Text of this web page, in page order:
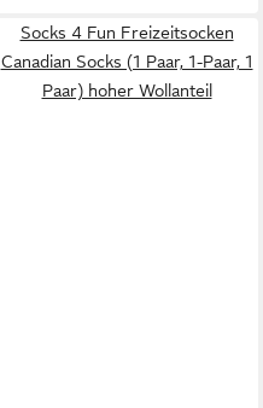
Socks 4 Fun Freizeitsocken
Canadian Socks (1 Paar, 1-Paar, 1
Paar) hoher Wollanteil